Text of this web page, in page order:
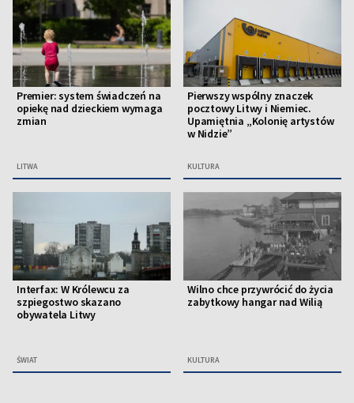
Premier: system świadczeń na
opiekę nad dzieckiem wymaga
zmian
LITWA
Pierwszy wspólny znaczek
pocztowy Litwy i Niemiec.
Upamiętnia „Kolonię artystów
w Nidzie”
KULTURA
Interfax: W Królewcu za
szpiegostwo skazano
obywatela Litwy
ŚWIAT
Wilno chce przywrócić do życia
zabytkowy hangar nad Wilią
KULTURA